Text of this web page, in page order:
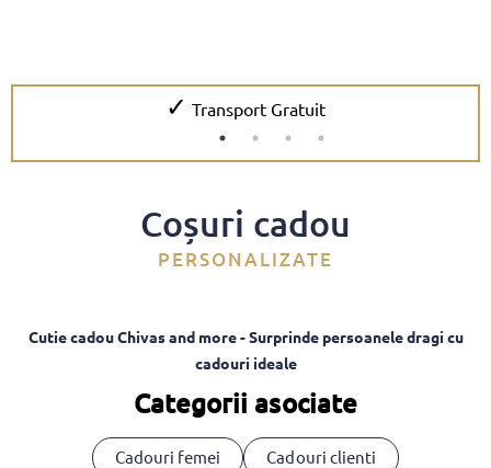
✓ Transport Gratuit
Coșuri cadou
PERSONALIZATE
Cutie cadou Chivas and more - Surprinde persoanele dragi cu
cadouri ideale
Categorii asociate
Cadouri femei Cadouri clienti